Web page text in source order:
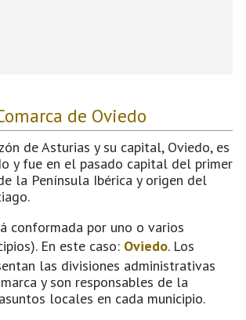
de Oviedo
de Asturias y su capital, Oviedo, es
y fue en el pasado capital del primer
la Península Ibérica y origen del
conformada por uno o varios
En este caso: Oviedo. Los
las divisiones administrativas
y son responsables de la
locales en cada municipio.